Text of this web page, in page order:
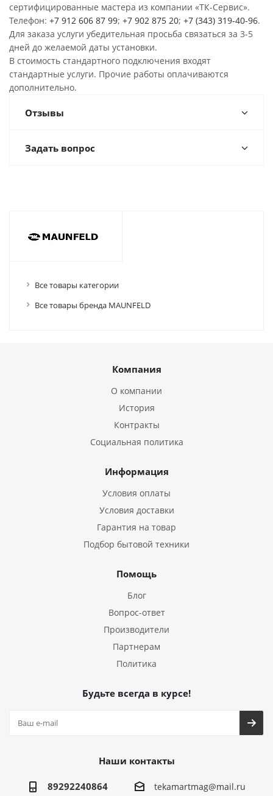
сертифицированные мастера из компании «ТК-Сервис».
Телефон: +7 912 606 87 99; +7 902 875 20; +7 (343) 319-40-96.
Для заказа услуги убедительная просьба связаться за 3-5
дней до желаемой даты установки.
В стоимость стандартного подключения входят
стандартные услуги. Прочие работы оплачиваются
дополнительно.
Отзывы
Задать вопрос
Все товары категории
Все товары бренда MAUNFELD
Компания
О компании
История
Контракты
Социальная политика
Информация
Условия оплаты
Условия доставки
Гарантия на товар
Подбор бытовой техники
Помощь
Блог
Вопрос-ответ
Производители
Партнерам
Политика
Будьте всегда в курсе!
Наши контакты
89292240864 tekamartmag@mail.ru